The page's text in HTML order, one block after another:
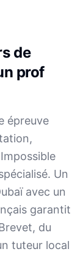
de
prof
épreuve
Un
avec un
garantit
du
tuteur local